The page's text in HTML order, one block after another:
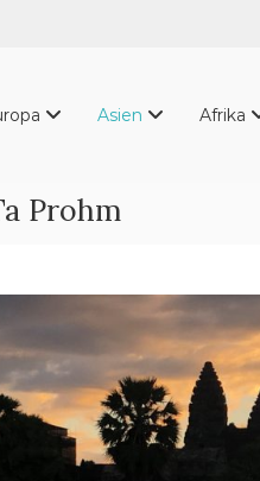
Asien Afrika
Prohm